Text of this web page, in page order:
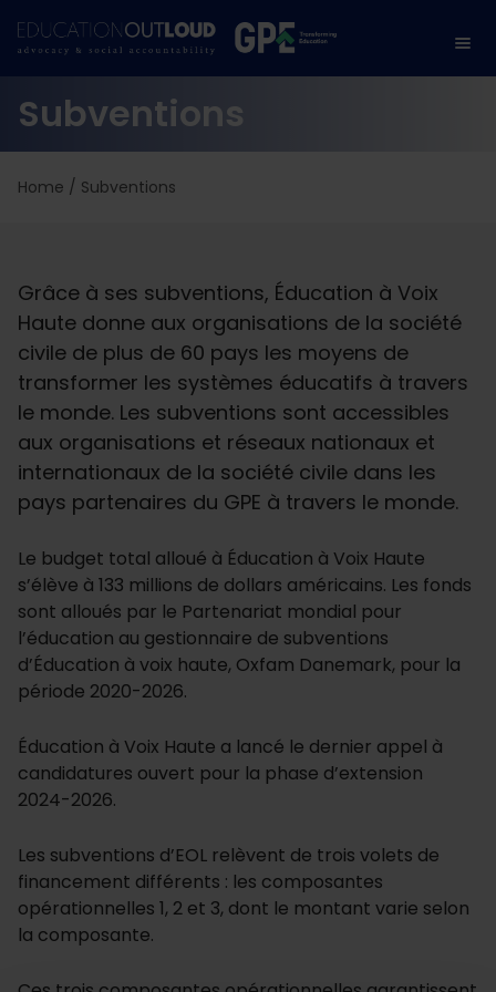
Subventions
Home / Subventions
Grâce à ses subventions, Éducation à Voix
Haute donne aux organisations de la société
civile de plus de 60 pays les moyens de
transformer les systèmes éducatifs à travers
le monde. Les subventions sont accessibles
aux organisations et réseaux nationaux et
internationaux de la société civile dans les
pays partenaires du GPE à travers le monde.
Le budget total alloué à Éducation à Voix Haute
s’élève à 133 millions de dollars américains. Les fonds
sont alloués par le Partenariat mondial pour
l’éducation au gestionnaire de subventions
d’Éducation à voix haute, Oxfam Danemark, pour la
période 2020-2026.
Éducation à Voix Haute a lancé le dernier appel à
candidatures ouvert pour la phase d’extension
2024-2026.
Les subventions d’EOL relèvent de trois volets de
financement différents : les composantes
opérationnelles 1, 2 et 3, dont le montant varie selon
la composante.